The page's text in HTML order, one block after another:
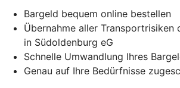
Bargeld bequem online bestellen
Übernahme aller Transportrisiken
in Südoldenburg eG
Schnelle Umwandlung Ihres
Genau auf Ihre Bedürfnisse